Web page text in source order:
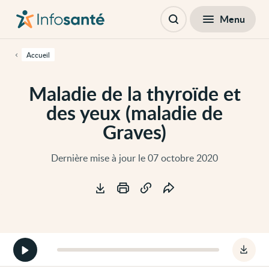
contenu
cette
navigationMaladie de la thyroïde et
des yeux (maladie de
Graves)
Dernière mise à jour le 07 octobre 2020
Accueil
principale
Ouvrir Menu
le
Démarrer
la
version
Table des matières Fermer